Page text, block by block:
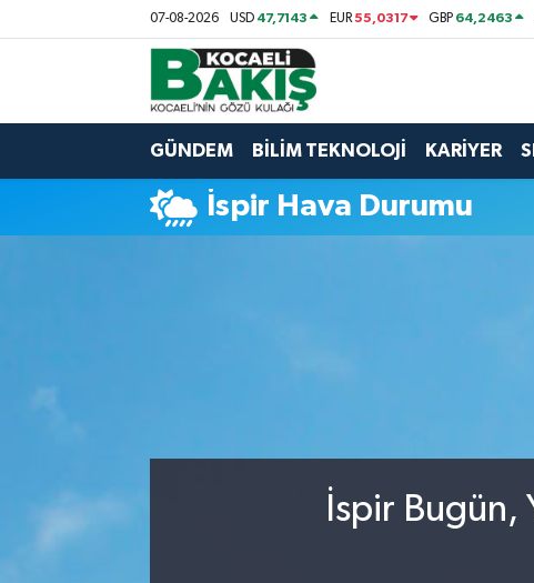
07-08-2026 USD 47,7143 EUR55,0317 GBP 64,2463
GÜNDEM BİLİM TEKNOLOJİ KARİYER
İspir Hava Durumu
İspir Bugün,
Kocaeli Nöbetçi Eczaneler
Kocaeli Hava Durumu
Kocaeli Trafik Yoğunluk Haritası